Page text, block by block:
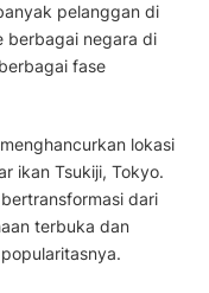
pelanggan di
berbagai negara di
fase
lokasi
ikan Tsukiji, Tokyo.
dari
terbuka dan